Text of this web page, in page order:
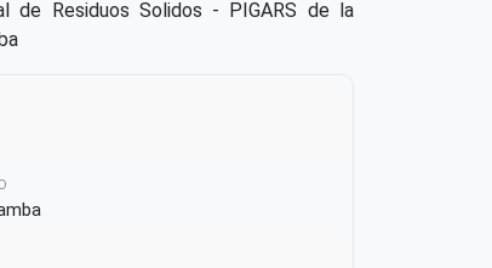
de Residuos Solidos - PIGARS de la